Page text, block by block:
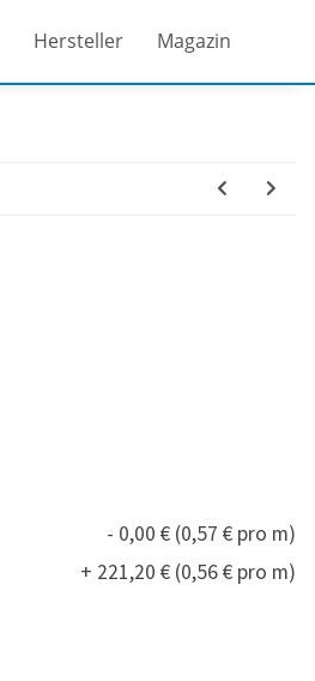
Hersteller Magazin
- 0,00 € (0,57 € pro m)
+ 221,20 € (0,56 € pro m)